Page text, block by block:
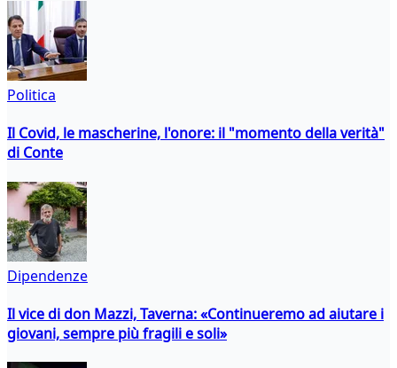
Politica
Il Covid, le mascherine, l'onore: il "momento della verità"
di Conte
Dipendenze
Il vice di don Mazzi, Taverna: «Continueremo ad aiutare i
giovani, sempre più fragili e soli»